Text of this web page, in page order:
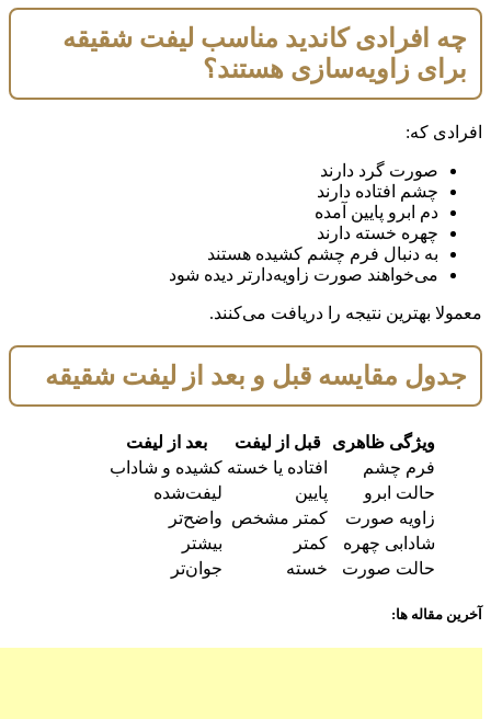
چه افرادی کاندید مناسب لیفت شقیقه
برای زاویه‌سازی هستند؟
افرادی که:
صورت گرد دارند
چشم افتاده دارند
دم ابرو پایین آمده
چهره خسته دارند
به دنبال فرم چشم کشیده هستند
می‌خواهند صورت زاویه‌دارتر دیده شود
معمولا بهترین نتیجه را دریافت می‌کنند.
جدول مقایسه قبل و بعد از لیفت شقیقه
ویژگی ظاهری قبل از لیفت
بعد از لیفت
فرم چشم
افتاده یا خسته کشیده و شاداب
حالت ابرو
پایین
لیفت‌شده
زاویه صورت
کمتر مشخص واضح‌تر
شادابی چهره
کمتر
بیشتر
حالت صورت
خسته جوان‌تر
آخرین مقاله ها: